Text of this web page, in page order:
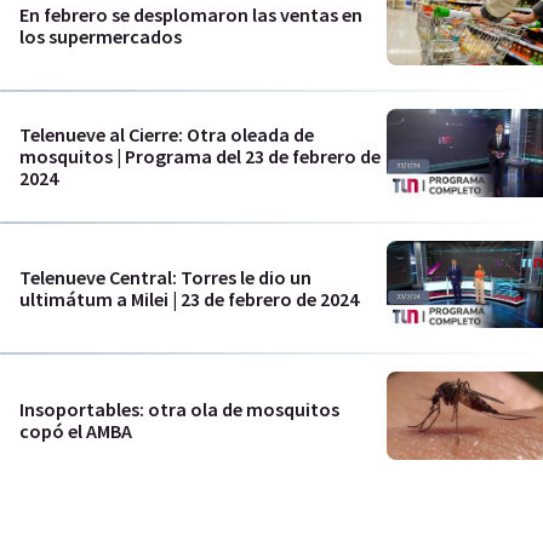
En febrero se desplomaron las ventas en
los supermercados
Telenueve al Cierre: Otra oleada de
mosquitos | Programa del 23 de febrero de
2024
Telenueve Central: Torres le dio un
ultimátum a Milei | 23 de febrero de 2024
Insoportables: otra ola de mosquitos
copó el AMBA